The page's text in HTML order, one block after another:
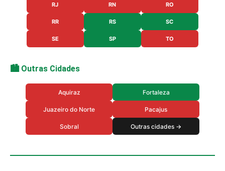
RJ RN RO
RR RS SC
SE SP TO
🏙️ Outras Cidades
Aquiraz Fortaleza
Juazeiro do Norte Pacajus
Sobral Outras cidades →